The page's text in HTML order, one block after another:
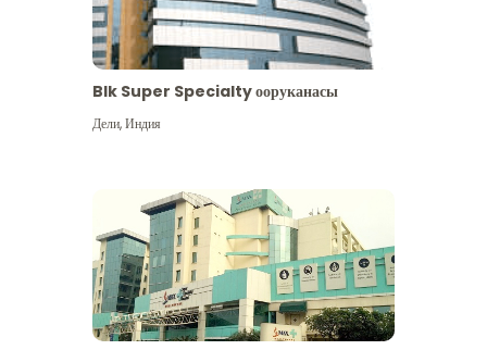
Blk Super Specialty ооруканасы
Дели,Индия